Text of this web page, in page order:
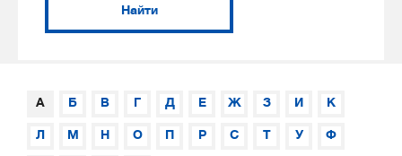
Найти
А Б В Г Д Е Ж З И К
Л М Н О П Р С Т У Ф